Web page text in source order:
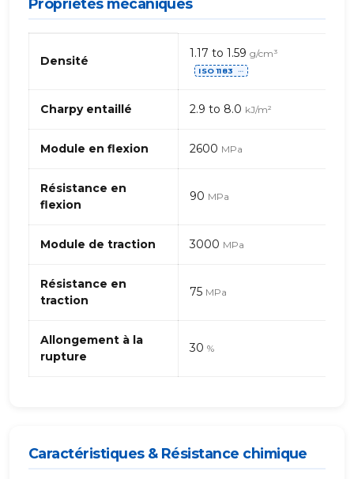
Propriétés mécaniques
mécaniques
PA
(Polyamide)
générique
Densité
1.17 to 1.59 g/cm³
ISO 1183 ⋯
Charpy entaillé 2.9 to 8.0 kJ/m²
Module en flexion 2600 MPa
Résistance en
flexion
90 MPa
Module de traction 3000 MPa
Résistance en
traction
75 MPa
Allongement à la
rupture
30 %
Caractéristiques & Résistance chimique